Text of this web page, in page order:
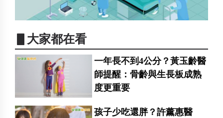
▋大家都在看
一年長不到4公分？黃玉齡醫
師提醒：骨齡與生長板成熟
度更重要
孩子少吃還胖？許薰惠醫